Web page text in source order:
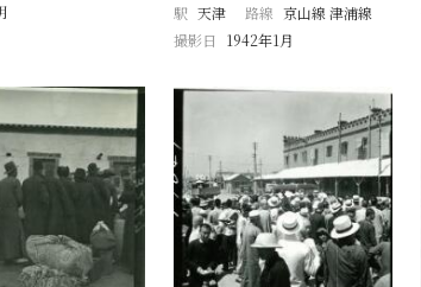
駅 天津 路線 京山線 津浦線
撮影日
1942年1月